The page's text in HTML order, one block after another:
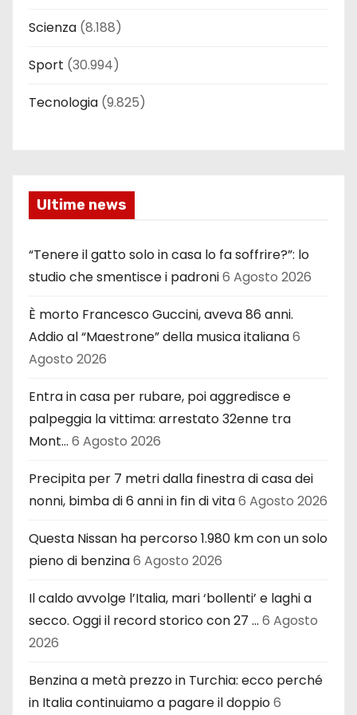
Scienza (8.188)
Sport (30.994)
Tecnologia (9.825)
Ultime news
“Tenere il gatto solo in casa lo fa soffrire?”: lo
studio che smentisce i padroni6 Agosto 2026
È morto Francesco Guccini, aveva 86 anni.
Addio al “Maestrone” della musica italiana6
Agosto 2026
Entra in casa per rubare, poi aggredisce e
palpeggia la vittima: arrestato 32enne tra
Mont… 6 Agosto 2026
Precipita per 7 metri dalla finestra di casa dei
nonni, bimba di 6 anni in fin di vita6 Agosto 2026
Questa Nissan ha percorso 1.980 km con un solo
pieno di benzina6 Agosto 2026
Il caldo avvolge l’Italia, mari ‘bollenti’ e laghi a
secco. Oggi il record storico con 27 … 6 Agosto
2026
Benzina a metà prezzo in Turchia: ecco perché
in Italia continuiamo a pagare il doppio6